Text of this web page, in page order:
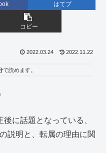
はてブ
コピー
2022.03.24 2022.11.22
で読めます。
に話題となっている、
説明と、転属の理由に関